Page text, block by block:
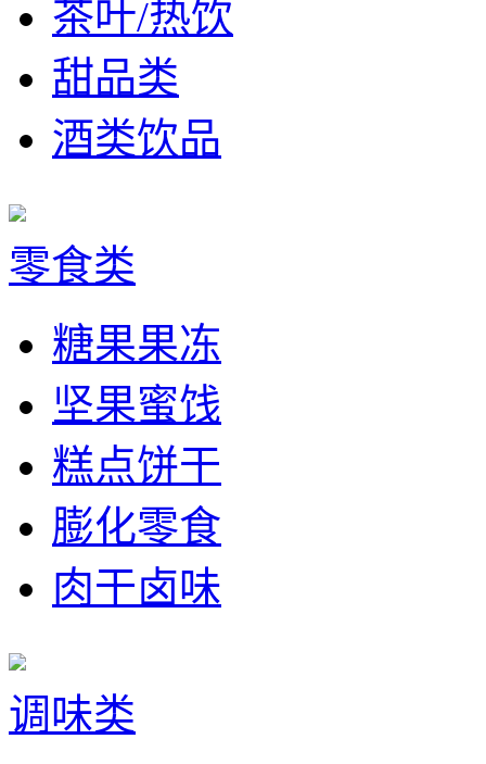
茶叶/热饮
甜品类
酒类饮品
零食类
糖果果冻
坚果蜜饯
糕点饼干
膨化零食
肉干卤味
调味类